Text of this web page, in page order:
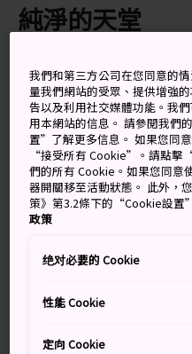
純淨的天堂
土之濱可謂是名副其實。
靜的海水、令人印象深刻
您來到了岩手 縣，務必
別錯過
在日本最好的海灘之
乘船遊覽，欣賞崎嶇
在「宮古魚菜市場」
我們和第三方公司在您同意的
量我們網站的受眾、提供增強
告以及利用社交媒體功能。我
用本網站的信息。 請參閱我
置”了解更多信息。 如果您同
“接受所有 Cookie”。請點
們的所有 Cookie。如果您同意
器開關移至活動狀態。 此外，
策》第3.2條下的“Cookie設置
政策
绝对必要的 Cookie
性能 Cookie
定向 Cookie